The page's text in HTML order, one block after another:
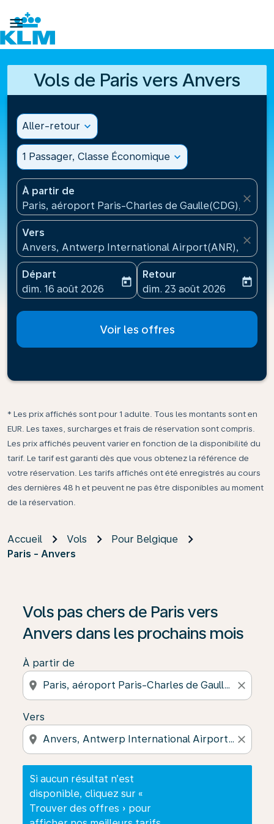

Vols de Paris vers Anvers
Aller-retour expand_more
1 Passager, Classe Économique expand_more
À partir de
Paris, aéroport Paris-Charles de Gaulle(CDG),
close
Vers
Anvers, Antwerp International Airport(ANR),
close
Départ
fc-booking-departure-date-aria-label
dim. 16 août 2026
today
Retour
fc-booking-return-date-
dim. 23 août 2026
today
Voir les offres
* Les prix affichés sont pour 1 adulte. Tous les montants sont en
EUR. Les taxes, surcharges et frais de réservation sont compris.
Les prix affichés peuvent varier en fonction de la disponibilité du
tarif. Le tarif est garanti dès que vous obtenez la référence de
votre réservation. Les tarifs affichés ont été enregistrés au cours
des dernières 48 h et peuvent ne pas être disponibles au moment
de la réservation.
Accueil Vols
Pour Belgique
Paris - Anvers
Vols pas chers de Paris vers
Anvers dans les prochains mois
À partir de
location_on close
Vers
location_on close
Si aucun résultat n’est
disponible, cliquez sur «
Trouver des offres » pour
Si aucun résultat n’est disponible, cliquez sur «